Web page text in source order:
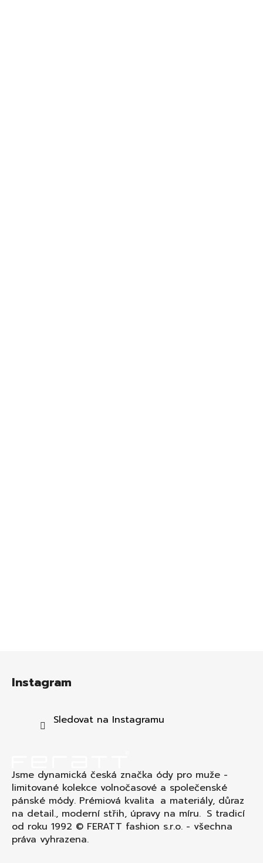
Instagram
Sledovat na Instagramu
Jsme dynamická česká značka ódy pro muže -
limitované kolekce volnočasové a společenské
pánské módy. Prémiová kvalita a materiály, důraz
na detail., moderní střih, úpravy na míru. S tradicí
od roku 1992 © FERATT fashion s.r.o. - všechna
práva vyhrazena.